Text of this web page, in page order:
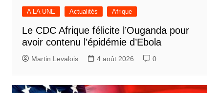
A LA UNE Actualités Afrique
Le CDC Afrique félicite l’Ouganda pour
avoir contenu l’épidémie d’Ebola
Martin Levalois 4 août 2026 0